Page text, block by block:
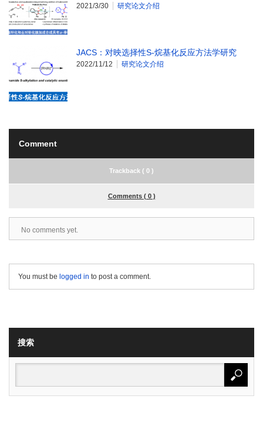
2021/3/30 研究论文介绍
JACS：对映选择性S-烷基化反应方法学研究
2022/11/12 研究论文介绍
Comment
Trackback ( 0 )
Comments ( 0 )
No comments yet.
You must be logged in to post a comment.
搜索